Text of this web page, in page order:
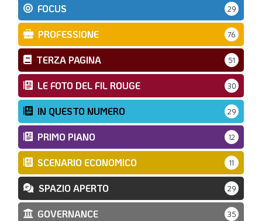
FOCUS 29
PROFESSIONE 76
TERZA PAGINA 51
LE FOTO DEL FIL ROUGE 30
IN QUESTO NUMERO 29
PRIMO PIANO 12
SCENARIO ECONOMICO 11
SPAZIO APERTO 29
GOVERNANCE 35